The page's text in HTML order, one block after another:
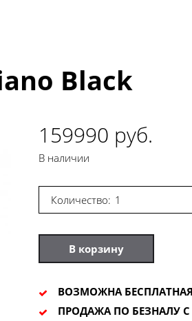
Black
159990 руб.
В наличии
Количество:
В корзину
ВОЗМОЖНА
ПРОДАЖА ПО БЕЗНАЛУ С